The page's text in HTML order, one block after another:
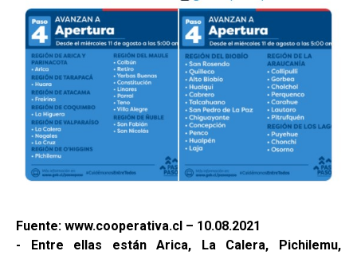
Fuente: www.cooperativa.cl – 10.08.2021
- Entre ellas están Arica, La Calera, Pichilemu,